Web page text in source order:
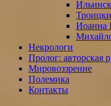
Иоанна
Некрологи
Пролог: авторская
Мировоззрение
Полемика
Контакты